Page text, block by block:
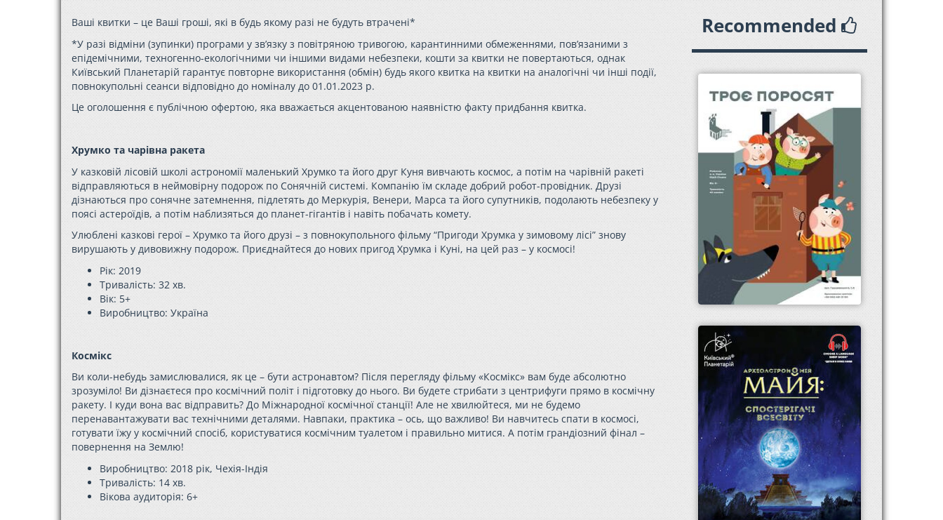
Ваші квитки – це Ваші гроші, які в будь якому разі не будуть втрачені*
*У разі відміни (зупинки) програми у зв’язку з повітряною тривогою, карантинними обмеженнями, пов’язаними з
епідемічними, техногенно-екологічними чи іншими видами небезпеки, кошти за квитки не повертаються, однак
Київський Планетарій гарантує повторне використання (обмін) будь якого квитка на квитки на аналогічні чи інші події,
повнокупольні сеанси відповідно до номіналу до 01.01.2023 р.
Це оголошення є публічною офертою, яка вважається акцентованою наявністю факту придбання квитка.
Хрумко та чарівна ракета
У казковій лісовій школі астрономії маленький Хрумко та його друг Куня вивчають космос, а потім на чарівній ракеті
відправляються в неймовірну подорож по Сонячній системі. Компанію їм складе добрий робот-провідник. Друзі
дізнаються про сонячне затемнення, підлетять до Меркурія, Венери, Марса та його супутників, подолають небезпеку у
поясі астероїдів, а потім наблизяться до планет-гігантів і навіть побачать комету.
Улюблені казкові герої – Хрумко та його друзі – з повнокупольного фільму “Пригоди Хрумка у зимовому лісі” знову
вирушають у дивовижну подорож. Приєднайтеся до нових пригод Хрумка і Куні, на цей раз – у космосі!
Рік: 2019
Тривалість: 32 хв.
Вік: 5+
Виробництво: Україна
Космікс
Ви коли-небудь замислювалися, як це – бути астронавтом? Після перегляду фільму «Космікс» вам буде абсолютно
зрозуміло! Ви дізнаєтеся про космічний політ і підготовку до нього. Ви будете стрибати з центрифуги прямо в космічну
ракету. І куди вона вас відправить? До Міжнародної космічної станції! Але не хвилюйтеся, ми не будемо
перенавантажувати вас технічними деталями. Навпаки, практика – ось, що важливо! Ви навчитесь спати в космосі,
готувати їжу у космічний спосіб, користуватися космічним туалетом і правильно митися. А потім грандіозний фінал –
повернення на Землю!
Виробництво: 2018 рік, Чехія-Індія
Тривалість: 14 хв.
Вікова аудиторія: 6+
Recommended